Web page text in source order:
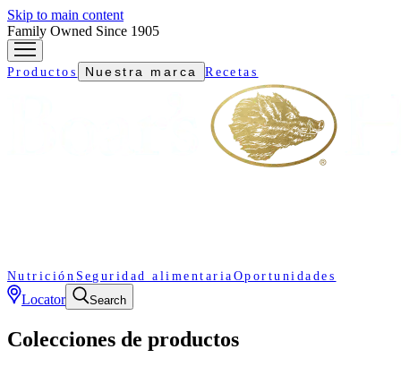
Skip to main content
Family Owned Since 1905
Productos Nuestra marca Recetas
Nutrición Seguridad alimentaria Oportunidades
Locator Search
Colecciones de productos